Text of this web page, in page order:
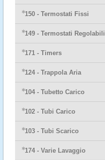
150 - Termostati Fissi
149 - Termostati Regolabili
171 - Timers
124 - Trappola Aria
104 - Tubetto Carico
102 - Tubi Carico
103 - Tubi Scarico
174 - Varie Lavaggio